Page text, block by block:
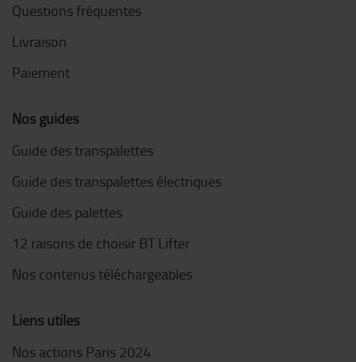
Questions fréquentes
Livraison
Paiement
Nos guides
Guide des transpalettes
Guide des transpalettes électriques
Guide des palettes
12 raisons de choisir BT Lifter
Nos contenus téléchargeables
Liens utiles
Nos actions Paris 2024